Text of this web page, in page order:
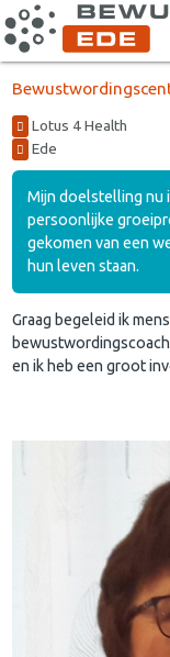
Lotus 4 Health
Ede
Mijn doelstelling nu
persoonlijke
gekomen van een
hun leven staan.
Graag begeleid ik
en ik heb een groot